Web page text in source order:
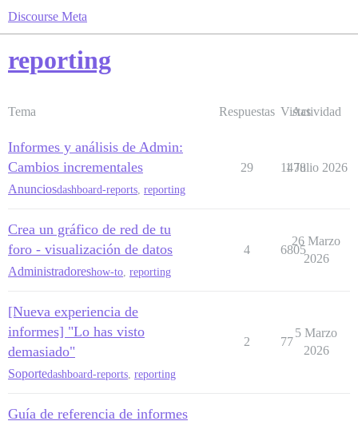
Discourse Meta
reporting
Tema Respuestas Vistas
Actividad
Informes y análisis de Admin:
Cambios incrementales
Anunciosdashboard-reports reporting
29 1478
1 Julio 2026
Crea un gráfico de red de tu
foro - visualización de datos
Administradoreshow-to reporting
4 6805
26 Marzo
2026
[Nueva experiencia de
informes] "Lo has visto
demasiado"
Soportedashboard-reports reporting
2 77
5 Marzo
2026
Guía de referencia de informes